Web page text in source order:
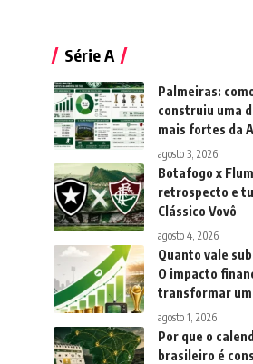
Série A
Palmeiras:
construiu uma
mais fortes da
agosto 3, 2026
Botafogo x
retrospecto e
Clássico Vovô
agosto 4, 2026
Quanto vale
O impacto
transformar
agosto 1, 2026
Por que o
brasileiro é